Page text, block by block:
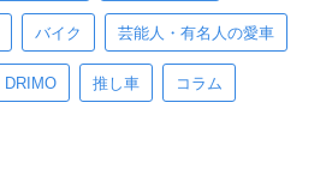
バイク 芸能人・有名人の愛車
DRIMO 推し車 コラム